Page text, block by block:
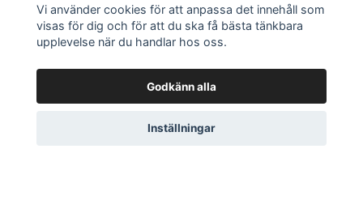
Läs mer
Kontakt
Vi använder cookies för att anpassa det innehåll som
visas för dig och för att du ska få bästa tänkbara
upplevelse när du handlar hos oss.
Godkänn alla
Inställningar